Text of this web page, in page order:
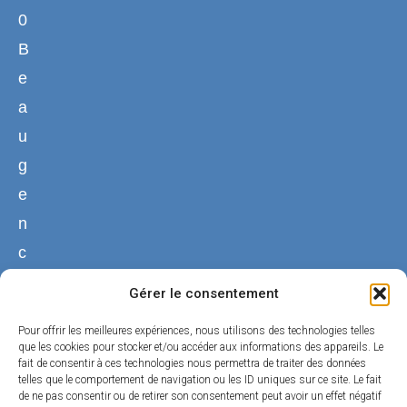
Gérer le consentement
Pour offrir les meilleures expériences, nous utilisons des technologies telles
que les cookies pour stocker et/ou accéder aux informations des appareils. Le
fait de consentir à ces technologies nous permettra de traiter des données
telles que le comportement de navigation ou les ID uniques sur ce site. Le fait
de ne pas consentir ou de retirer son consentement peut avoir un effet négatif
0
B
e
a
u
g
e
n
c
02
38
44
50